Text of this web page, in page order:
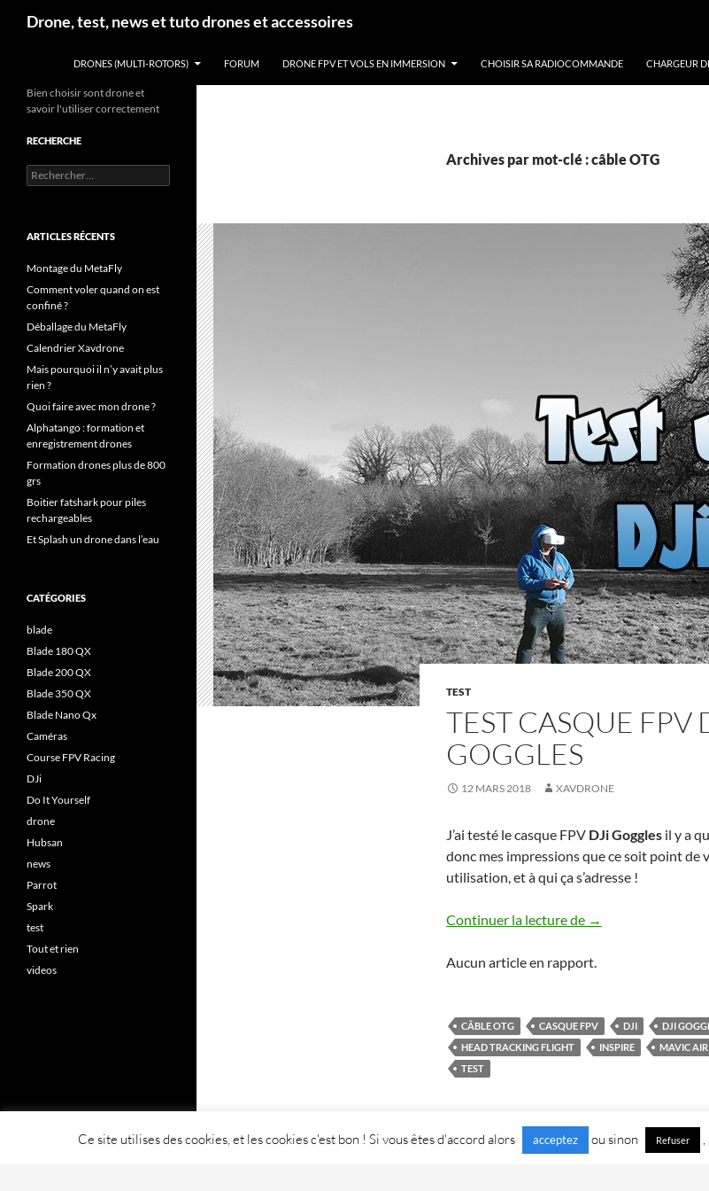
Drone, test, news et tuto drones et accessoires
DRONES (MULTI-ROTORS) FORUM DRONE FPV ET VOLS EN IMMERSION CHOISIR SA RADIOCOMMANDE CHARGEUR
Archives par mot-clé : câble OTG
TEST
TEST CASQUE FPV
GOGGLES
12 MARS 2018 XAVDRONE
J’ai testé le casque FPV DJi Goggles il y a
donc mes impressions que ce soit point de
utilisation, et à qui ça s’adresse !
Continuer la lecture de Test casque FPV DJi
→
Aucun article en rapport.
CÂBLE OTG CASQUE FPV DJI DJI
HEAD TRACKING FLIGHT
INSPIRE MAVIC AIR
TEST
Bien choisir sont drone et
savoir l'utiliser correctement
RECHERCHE
Rechercher :
ARTICLES RÉCENTS
Montage du MetaFly
Comment voler quand on est
confiné ?
Déballage du MetaFly
Calendrier Xavdrone
Mais pourquoi il n’y avait plus
rien ?
Quoi faire avec mon drone ?
Alphatango : formation et
enregistrement drones
Formation drones plus de 800
grs
Boitier fatshark pour piles
rechargeables
Et Splash un drone dans l’eau
CATÉGORIES
blade
Blade 180 QX
Blade 200 QX
Blade 350 QX
Blade Nano Qx
Caméras
Course FPV Racing
DJi
Do It Yourself
drone
Hubsan
news
Parrot
Spark
test
Tout et rien
videos
Ce site utilises des cookies, et les cookies c'est bon ! Si vous êtes d'accord alors acceptez ou sinon Refuser